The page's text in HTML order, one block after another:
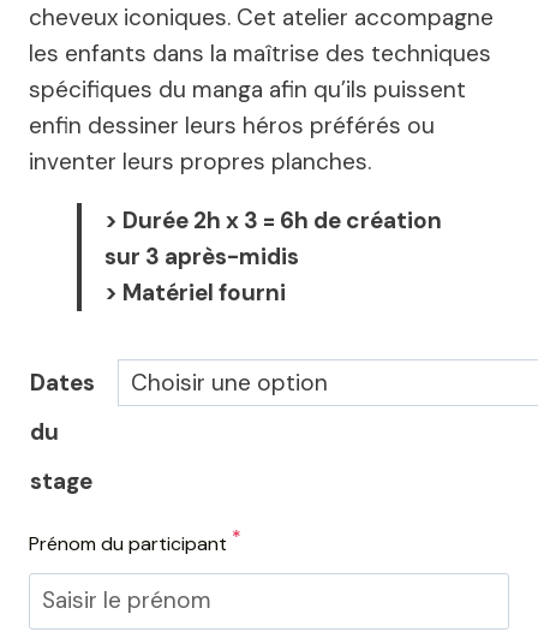
cheveux iconiques. Cet atelier accompagne
les enfants dans la maîtrise des techniques
spécifiques du manga afin qu’ils puissent
enfin dessiner leurs héros préférés ou
inventer leurs propres planches.
> Durée 2h x 3 = 6h de création
sur 3 après-midis
> Matériel fourni
Dates
du
stage
Prénom du participant *